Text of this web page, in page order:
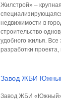
Жилстрой» –
недвижимости в
строительство
удобного жилья. Все
разработки
Завод ЖБИ
Завод ЖБИ